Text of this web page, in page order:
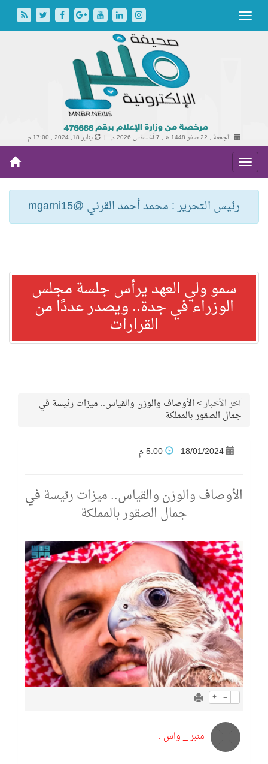
الجمعة , 22 صفر 1448 هـ , 7 أغسطس 2026 م | يناير 18, 2024 , 17:00 م
رئيس التحرير : محمد أحمد القرني @mgarni15
سمو ولي العهد يرأس جلسة مجلس
الوزراء في جدة.. ويصدر عددًا من
القرارات
آخر الأخبار>الأوصاف والوزن والقياس.. ميزات رئيسة في
جمال الصقور بالمملكة
18/01/2024
الأوصاف والوزن والقياس.. ميزات رئيسة في
جمال الصقور بالمملكة
+ = -
منبر _ واس :